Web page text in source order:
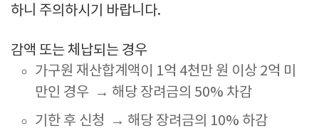
하니 주의하시기 바랍니다.
감액 또는 체납되는 경우
가구원 재산합계액이 1억 4천만 원 이상 2억 미
만인 경우 → 해당 장려금의 50% 차감
기한 후 신청
→ 해당 장려금의 10% 하감